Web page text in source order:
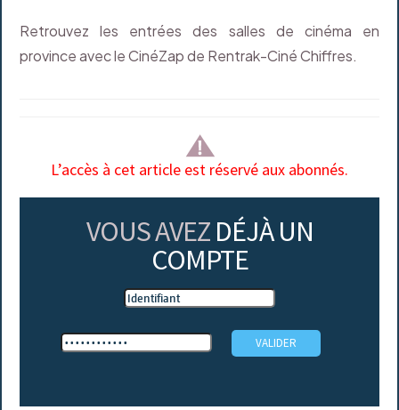
Retrouvez les entrées des salles de cinéma en
province avec le CinéZap de Rentrak-Ciné Chiffres.
L’accès à cet article est réservé aux abonnés.
VOUS AVEZ DÉJÀ UN
COMPTE